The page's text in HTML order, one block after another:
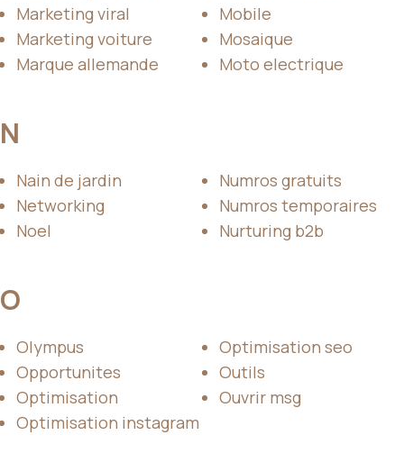
Marketing viral
Marketing voiture
Marque allemande
Mobile
Mosaique
Moto electrique
N
Nain de jardin
Networking
Noel
Numros gratuits
Numros temporaires
Nurturing b2b
O
Olympus
Opportunites
Optimisation
Optimisation instagram
Optimisation seo
Outils
Ouvrir msg